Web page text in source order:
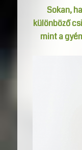
Sokan,
különböző
mint a